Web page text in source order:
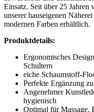
Einsatz. Seit über 25
unserer hauseigenen
modernen Farben erhältlich.
Produktdetails:
Ergonomisches
Schultern
eiche Schaumstoff-
Perfekte Ergänzung
Angenehmer
hygienisch
Optimal für Massage,